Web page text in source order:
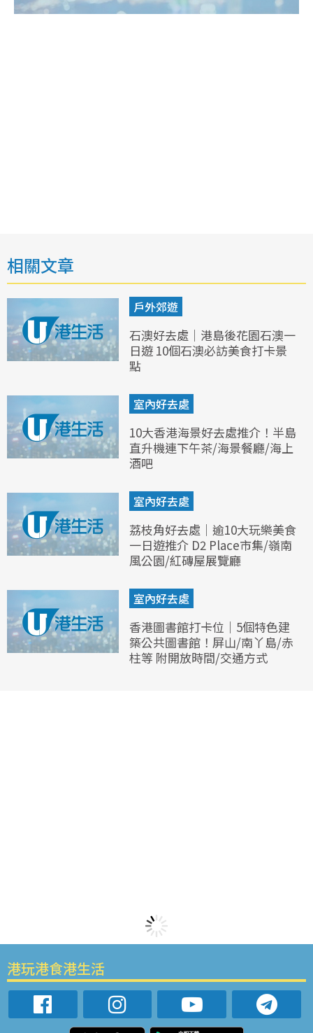
相關文章
戶外郊遊
石澳好去處｜港島後花園石澳一
日遊 10個石澳必訪美食打卡景
點
室內好去處
10大香港海景好去處推介！半島
直升機連下午茶/海景餐廳/海上
酒吧
室內好去處
荔枝角好去處｜逾10大玩樂美食
一日遊推介 D2 Place市集/嶺南
風公園/紅磚屋展覽廳
室內好去處
香港圖書館打卡位｜5個特色建
築公共圖書館！屏山/南丫島/赤
柱等 附開放時間/交通方式
港玩港食港生活